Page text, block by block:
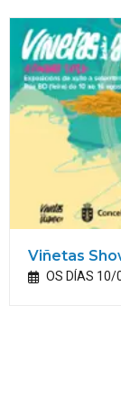
Viñetas
OS DÍAS